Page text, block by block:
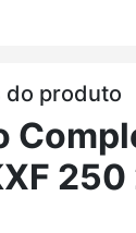
do produto